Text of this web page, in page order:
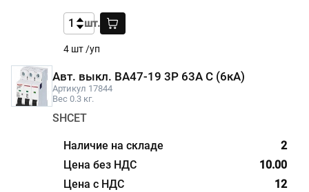
4 шт /уп
шт.
Авт. выкл. BA47-19 3P 63А С (6кА)
Артикул 17844
Вес 0.3 кг.
SHCET
2
10.00
12